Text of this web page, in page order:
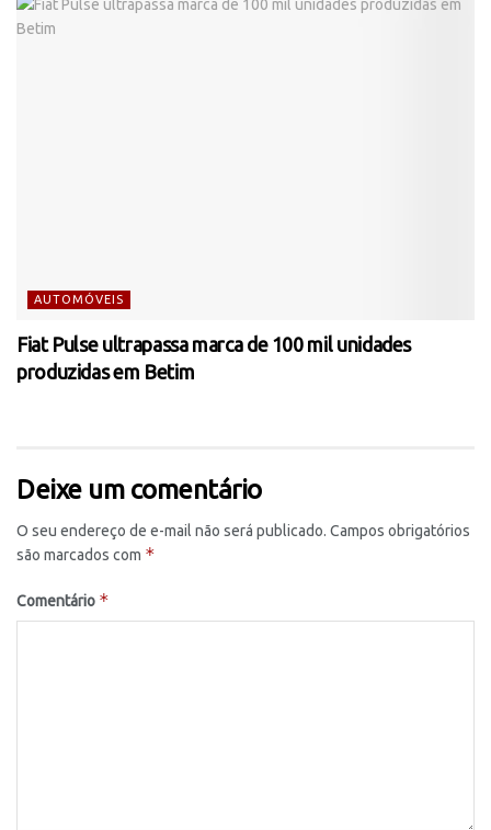
AUTOMÓVEIS
Fiat Pulse ultrapassa marca de 100 mil unidades
produzidas em Betim
Deixe um comentário
O seu endereço de e-mail não será publicado. Campos obrigatórios
são marcados com *
Comentário *